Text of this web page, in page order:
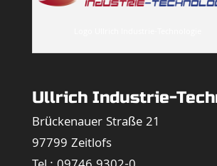
Ullrich Industrie-
Brückenauer Straße 21
97799 Zeitlofs